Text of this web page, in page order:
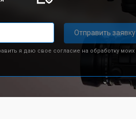
Отправить заявку
я даю свое согласие на обработку моих